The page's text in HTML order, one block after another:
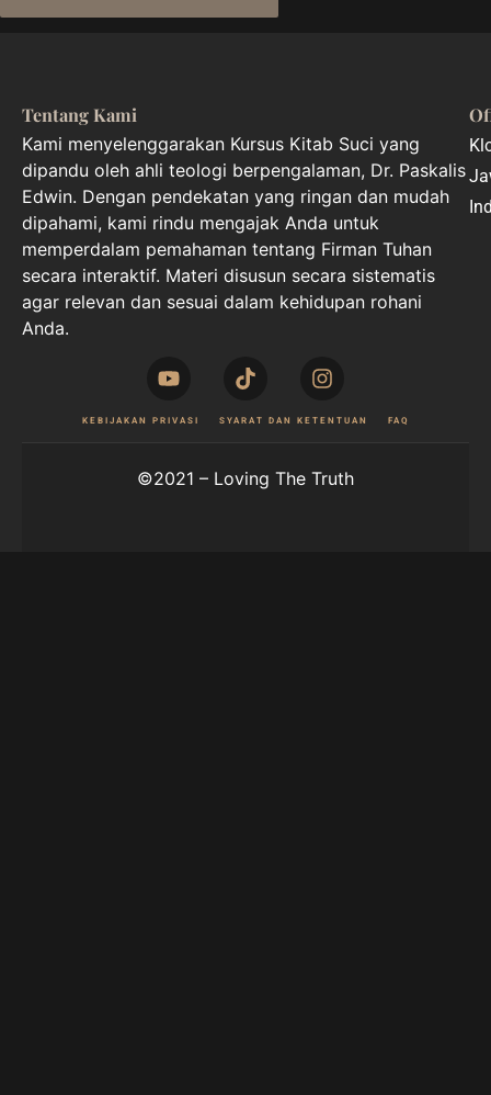
Tentang Kami
Kami menyelenggarakan Kursus Kitab Suci yang
dipandu oleh ahli teologi berpengalaman, Dr. Paskalis
Edwin. Dengan pendekatan yang ringan dan mudah
dipahami, kami rindu mengajak Anda untuk
memperdalam pemahaman tentang Firman Tuhan
secara interaktif. Materi disusun secara sistematis
agar relevan dan sesuai dalam kehidupan rohani
Anda.
KEBIJAKAN PRIVASI SYARAT DAN KETENTUAN FAQ
©2021 – Loving The Truth